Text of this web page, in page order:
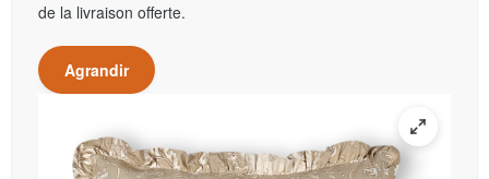
de la livraison offerte.
Agrandir